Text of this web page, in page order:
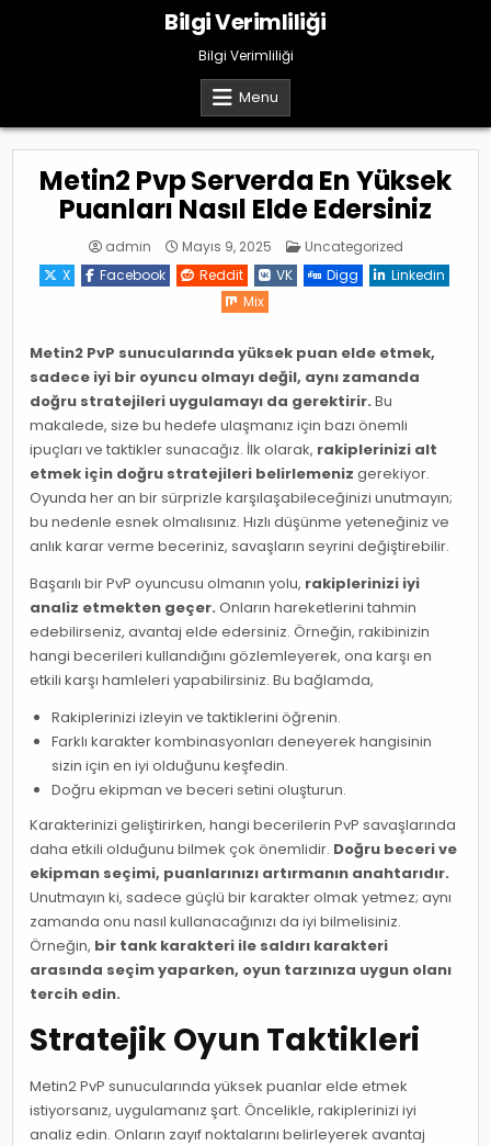
Bilgi Verimliliği
Bilgi Verimliliği
Menu
Metin2 Pvp Serverda En Yüksek
Puanları Nasıl Elde Edersiniz
admin Mayıs 9, 2025 Posted
Uncategorized
X
Facebook Reddit VK Digg
Linkedin
Mix
Metin2 PvP sunucularında yüksek puan elde etmek,
sadece iyi bir oyuncu olmayı değil, aynı zamanda
doğru stratejileri uygulamayı da gerektirir. Bu
makalede, size bu hedefe ulaşmanız için bazı önemli
ipuçları ve taktikler sunacağız. İlk olarak, rakiplerinizi alt
etmek için doğru stratejileri belirlemeniz gerekiyor.
Oyunda her an bir sürprizle karşılaşabileceğinizi unutmayın;
bu nedenle esnek olmalısınız. Hızlı düşünme yeteneğiniz ve
anlık karar verme beceriniz, savaşların seyrini değiştirebilir.
Başarılı bir PvP oyuncusu olmanın yolu, rakiplerinizi iyi
analiz etmekten geçer. Onların hareketlerini tahmin
edebilirseniz, avantaj elde edersiniz. Örneğin, rakibinizin
hangi becerileri kullandığını gözlemleyerek, ona karşı en
etkili karşı hamleleri yapabilirsiniz. Bu bağlamda,
Rakiplerinizi izleyin ve taktiklerini öğrenin.
Farklı karakter kombinasyonları deneyerek hangisinin
sizin için en iyi olduğunu keşfedin.
Doğru ekipman ve beceri setini oluşturun.
Karakterinizi geliştirirken, hangi becerilerin PvP savaşlarında
daha etkili olduğunu bilmek çok önemlidir. Doğru beceri ve
ekipman seçimi, puanlarınızı artırmanın anahtarıdır.
Unutmayın ki, sadece güçlü bir karakter olmak yetmez; aynı
zamanda onu nasıl kullanacağınızı da iyi bilmelisiniz.
Örneğin, bir tank karakteri ile saldırı karakteri
arasında seçim yaparken, oyun tarzınıza uygun olanı
tercih edin.
Stratejik Oyun Taktikleri
Metin2 PvP sunucularında yüksek puanlar elde etmek
istiyorsanız, uygulamanız şart. Öncelikle, rakiplerinizi iyi
analiz edin. Onların zayıf noktalarını belirleyerek avantaj